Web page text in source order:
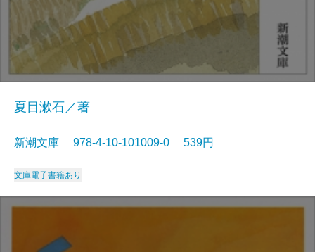
夏目漱石／著
新潮文庫 978-4-10-101009-0 539円
文庫電子書籍あり